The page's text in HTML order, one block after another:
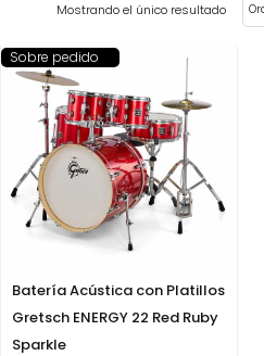
Mostrando el único resultado
Sobre pedido
Batería Acústica con Platillos
Gretsch ENERGY 22 Red Ruby
Sparkle